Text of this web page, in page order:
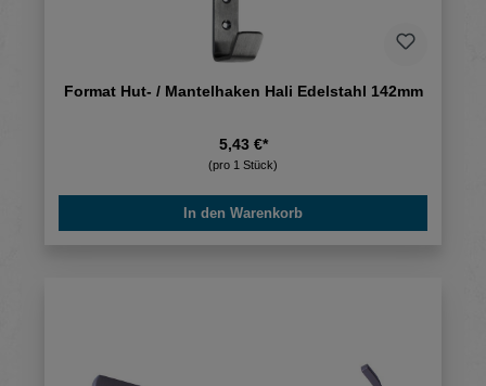
Format Hut- / Mantelhaken Hali Edelstahl 142mm
5,43 €*
(pro 1 Stück)
In den Warenkorb